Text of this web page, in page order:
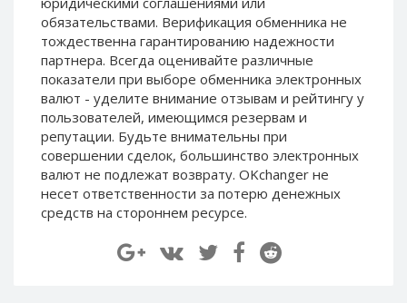
обязательствами. Верификация обменника не
тождественна гарантированию надежности
партнера. Всегда оценивайте различные
показатели при выборе обменника электронных
валют - уделите внимание отзывам и рейтингу у
пользователей, имеющимся резервам и
репутации. Будьте внимательны при
совершении сделок, большинство электронных
валют не подлежат возврату. OKchanger не
несет ответственности за потерю денежных
средств на стороннем ресурсе.
Capitalist EUR
Payoneer USD
Payoneer EUR
Revolut Binance USD
(BUSD)
Revolut USD
Revolut EUR
Revolut GBP
Global24 UAH
Piastrix RUB
Capitalist EUR
Payoneer USD
Payoneer EUR
Revolut Binance USD
(BUSD)
Revolut USD
Revolut EUR
Revolut GBP
Piastrix RUB